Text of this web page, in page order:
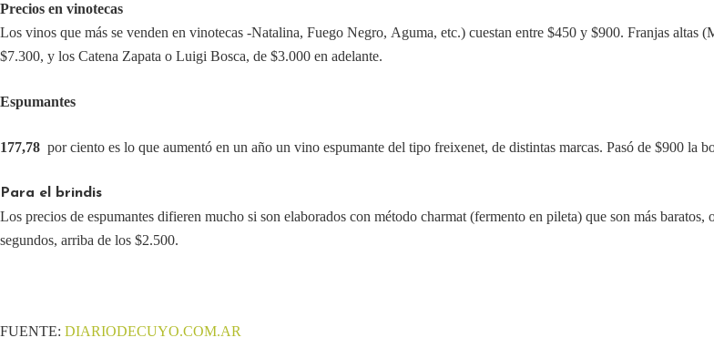
Precios en vinotecas
Los vinos que más se venden en vinotecas -Natalina, Fuego Negro, Aguma, etc.) cuestan entre $450 y $900. Franjas
$7.300, y los Catena Zapata o Luigi Bosca, de $3.000 en adelante.
Espumantes
177,78 por ciento es lo que aumentó en un año un vino espumante del tipo freixenet, de distintas marcas. Pasó de $900 la
Para el brindis
Los precios de espumantes difieren mucho si son elaborados con método charmat (fermento en pileta) que son más
segundos, arriba de los $2.500.
FUENTE: DIARIODECUYO.COM.AR